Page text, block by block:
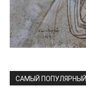
САМЫЙ ПОПУЛЯРНЫЙ